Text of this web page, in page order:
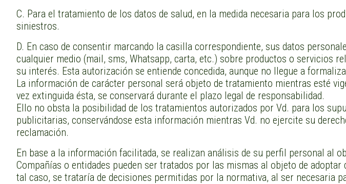
C. Para el tratamiento de los datos de salud, en la medida necesaria para los
siniestros.
D. En caso de consentir marcando la casilla correspondiente, sus datos
cualquier medio (mail, sms, Whatsapp, carta, etc.) sobre productos o servicios
su interés. Esta autorización se entiende concedida, aunque no llegue a
La información de carácter personal será objeto de tratamiento mientras esté
vez extinguida ésta, se conservará durante el plazo legal de responsabilidad.
Ello no obsta la posibilidad de los tratamientos autorizados por Vd. para los
publicitarias, conservándose esta información mientras Vd. no ejercite su
reclamación.
En base a la información facilitada, se realizan análisis de su perfil personal al
Compañías o entidades pueden ser tratados por las mismas al objeto de
tal caso, se trataría de decisiones permitidas por la normativa, al ser necesaria